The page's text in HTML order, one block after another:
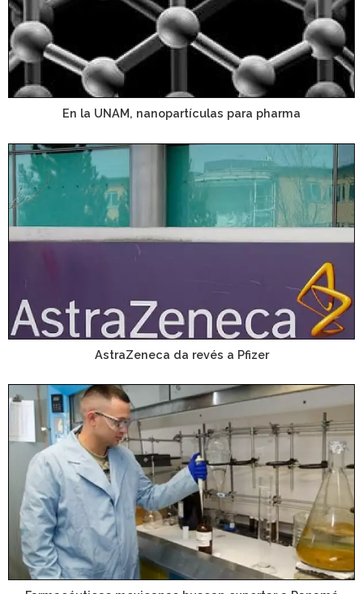
En la UNAM, nanopartículas para pharma
AstraZeneca da revés a Pfizer